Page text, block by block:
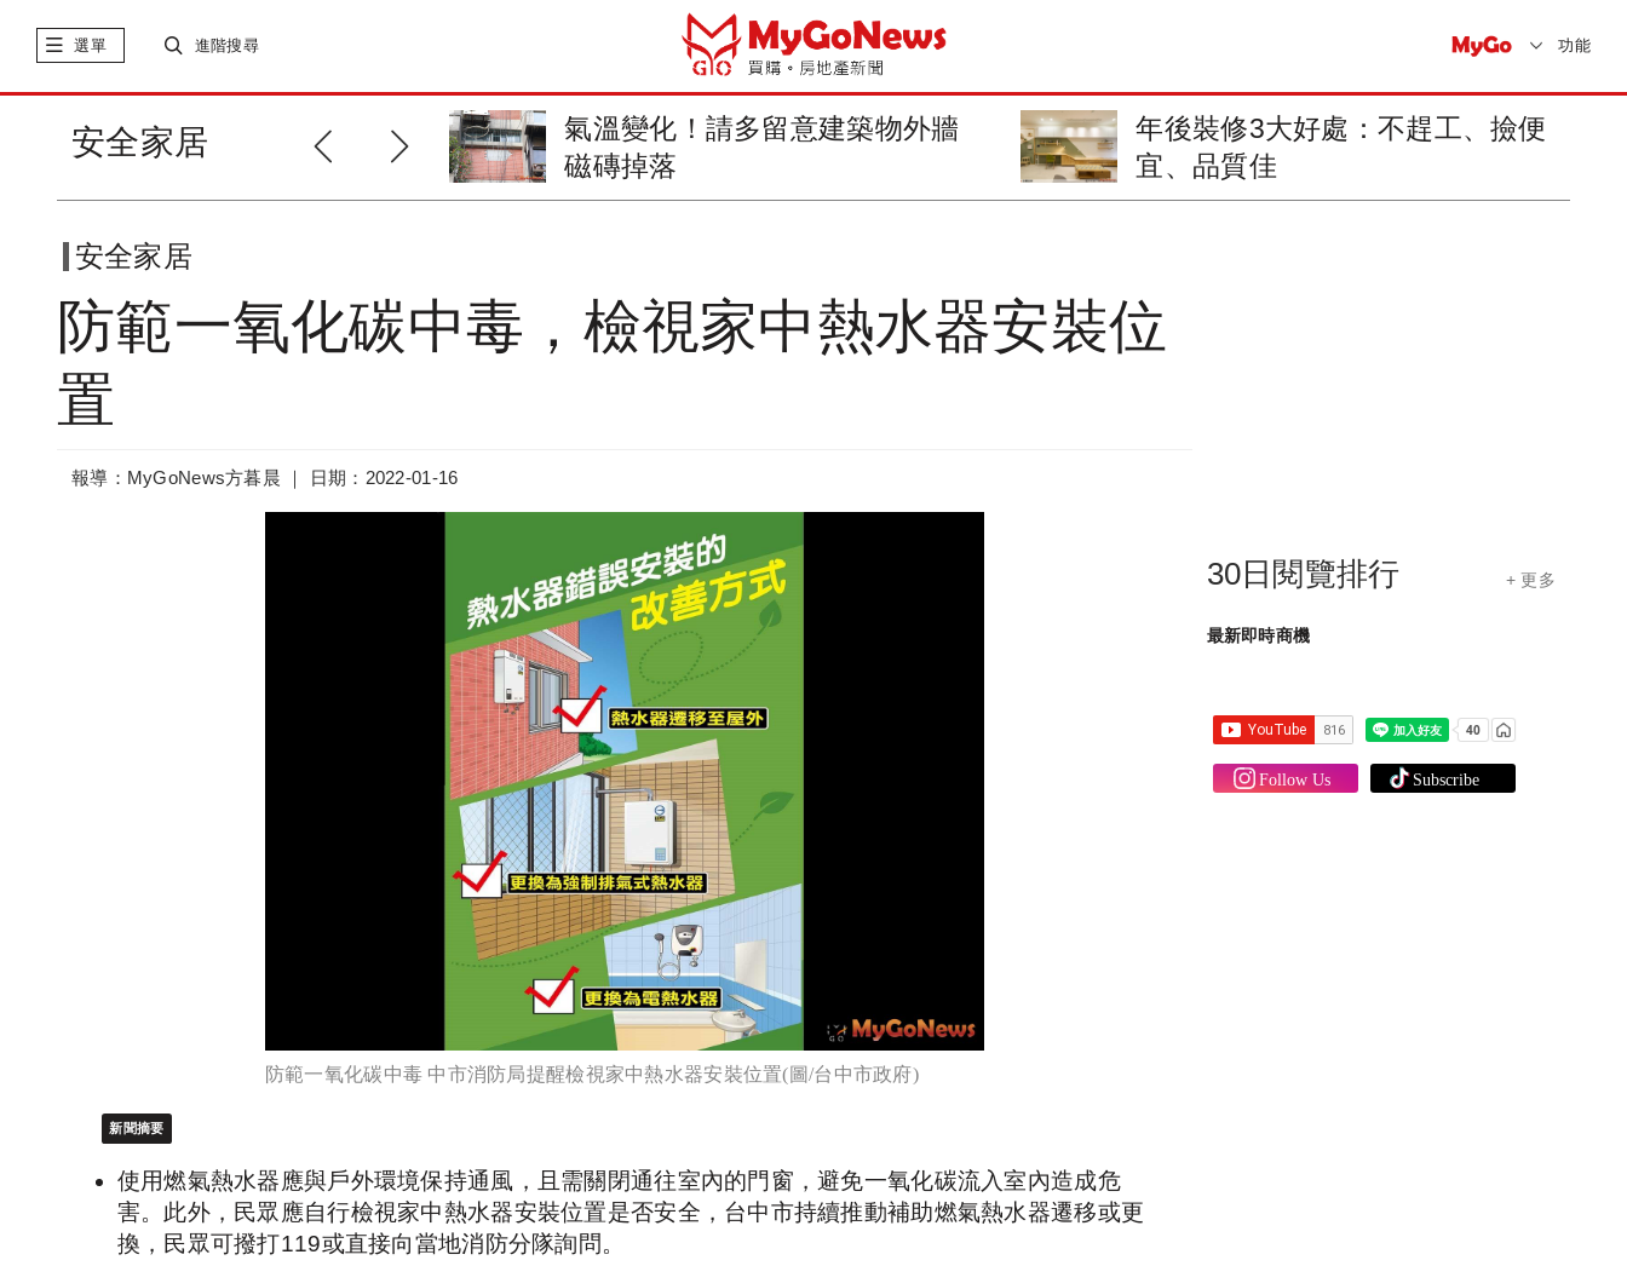
選單 進階搜尋 功能
安全家居
溫變化！請多留意建築物外牆
磚掉落
年後裝修3大好處：不趕工、撿便
宜、品質佳
防範住宅火災，中市消防局提醒
用火用電安全
安全家居
防範一氧化碳中毒，檢視家中熱水器安裝位
置
報導：MyGoNews方暮晨 ｜ 日期：2022-01-16
防範一氧化碳中毒 中市消防局提醒檢視家中熱水器安裝位置(圖/台中市政府)
新聞摘要
使用燃氣熱水器應與戶外環境保持通風，且需關閉通往室內的門窗，避免一氧化碳流入室內造成危
害。此外，民眾應自行檢視家中熱水器安裝位置是否安全，台中市持續推動補助燃氣熱水器遷移或更
換，民眾可撥打119或直接向當地消防分隊詢問。
30日閱覽排行 + 更多
最新即時商機